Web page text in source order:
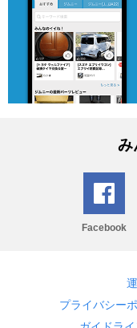
み
Facebook
プライバシー